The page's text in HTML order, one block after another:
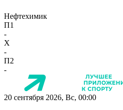
Нефтехимик
П1
-
X
-
П2
-
20 сентября 2026, Вс, 00:00